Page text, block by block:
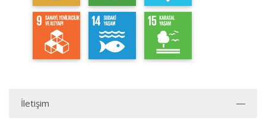
İletişim